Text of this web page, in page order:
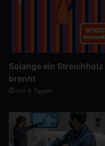
Solange ein Streichholz
brennt
vor 6 Tagen